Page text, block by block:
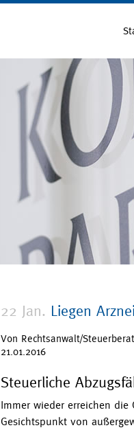
22 Jan. Liegen
Von Rechtsanwalt/
21.01.2016
Steuerliche
Immer wieder erreichen
Gesichtspunkt von